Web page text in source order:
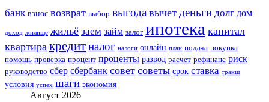
банк взнос возврат выбор выгода вычет деньги долг дом
доход жилище жильё заем займ залог ипотека капитал
квартира кредитналог налоги онлайн план подача покупка
помощь проверка процент проценты развод расчет рефинанс риск
руководство сбер сбербанк совет советы срок ставка транш
условия успех шаги экономия
Август 2026